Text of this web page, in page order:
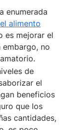
enumerada
alimento
es mejorar el
no
de
el
beneficios
que los
cantidades,